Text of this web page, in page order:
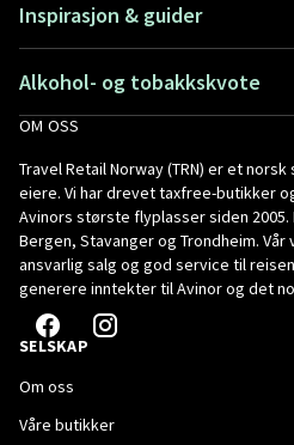
Inspirasjon & guider
Alkohol- og tobakkskvote
OM OSS
Travel Retail Norway (TRN) er et
eiere. Vi har drevet taxfree-butikker
Avinors største flyplasser siden
Bergen, Stavanger og Trondheim.
ansvarlig salg og god service til
generere inntekter til Avinor og det
SELSKAP
Om oss
Våre butikker